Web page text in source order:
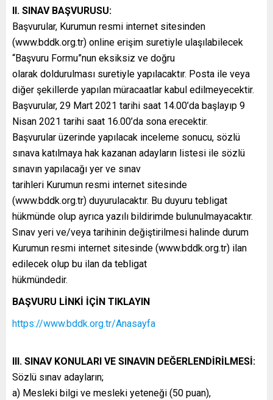
II. SINAV BAŞVURUSU:
Başvurular, Kurumun resmi internet sitesinden
(www.bddk.org.tr) online erişim suretiyle ulaşılabilecek
“Başvuru Formu”nun eksiksiz ve doğru
olarak doldurulması suretiyle yapılacaktır. Posta ile veya
diğer şekillerde yapılan müracaatlar kabul edilmeyecektir.
Başvurular, 29 Mart 2021 tarihi saat 14.00’da başlayıp 9
Nisan 2021 tarihi saat 16.00’da sona erecektir.
Başvurular üzerinde yapılacak inceleme sonucu, sözlü
sınava katılmaya hak kazanan adayların listesi ile sözlü
sınavın yapılacağı yer ve sınav
tarihleri Kurumun resmi internet sitesinde
(www.bddk.org.tr) duyurulacaktır. Bu duyuru tebligat
hükmünde olup ayrıca yazılı bildirimde bulunulmayacaktır.
Sınav yeri ve/veya tarihinin değiştirilmesi halinde durum
Kurumun resmi internet sitesinde (www.bddk.org.tr) ilan
edilecek olup bu ilan da tebligat
hükmündedir.
BAŞVURU LİNKİ İÇİN TIKLAYIN
https://www.bddk.org.tr/Anasayfa
III. SINAV KONULARI VE SINAVIN DEĞERLENDİRİLMESİ:
Sözlü sınav adayların;
a) Mesleki bilgi ve mesleki yeteneği (50 puan),